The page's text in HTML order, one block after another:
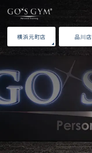
横浜元町店 品川店